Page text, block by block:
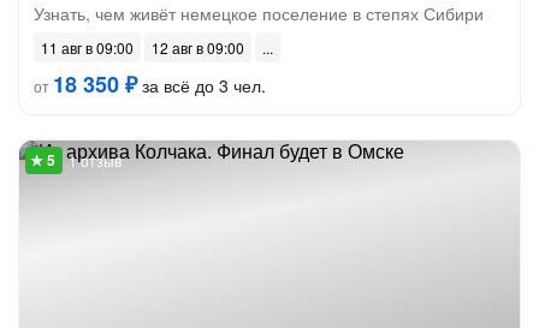
Узнать, чем живёт немецкое поселение в степях Сибири
11 авг в 09:00
12 авг в 09:00
от 18 350 ₽за всё до 3 чел.
1 отзыв